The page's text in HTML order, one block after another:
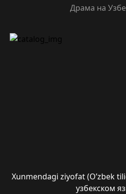
Драма на
Xunmendagi ziyofat (O’zbek
узбекском